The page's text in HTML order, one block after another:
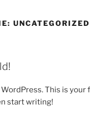
UNCATEGORIZED
This is your
start writing!